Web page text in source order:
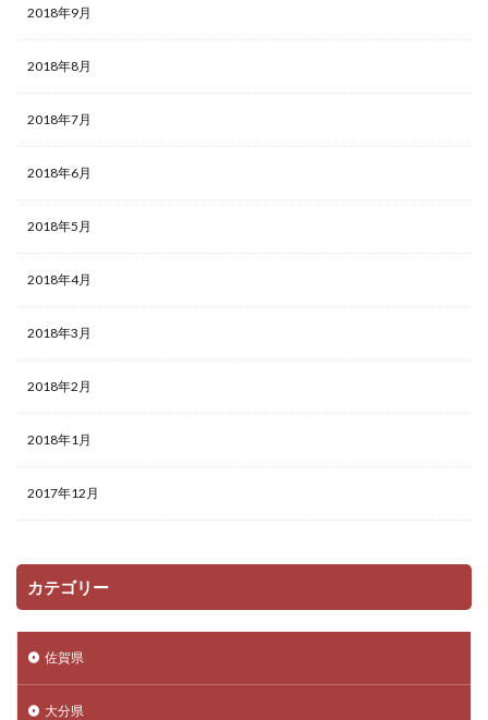
2018年9月
2018年8月
2018年7月
2018年6月
2018年5月
2018年4月
2018年3月
2018年2月
2018年1月
2017年12月
カテゴリー
佐賀県
大分県